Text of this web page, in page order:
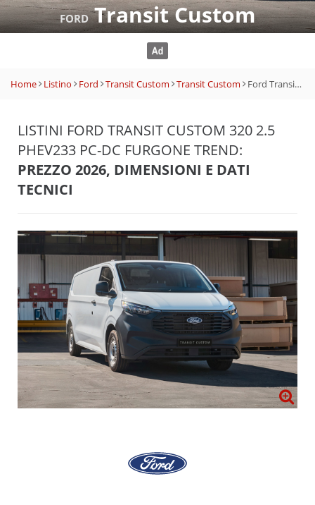
FORDTransit Custom
Home Listino Ford Transit Custom Transit Custom Ford Transit Custom 320 2.5 PHEV233 PC-DC Furgone Trend
LISTINI FORD TRANSIT CUSTOM 320 2.5
PHEV233 PC-DC FURGONE TREND:
PREZZO 2026, DIMENSIONI E DATI
TECNICI